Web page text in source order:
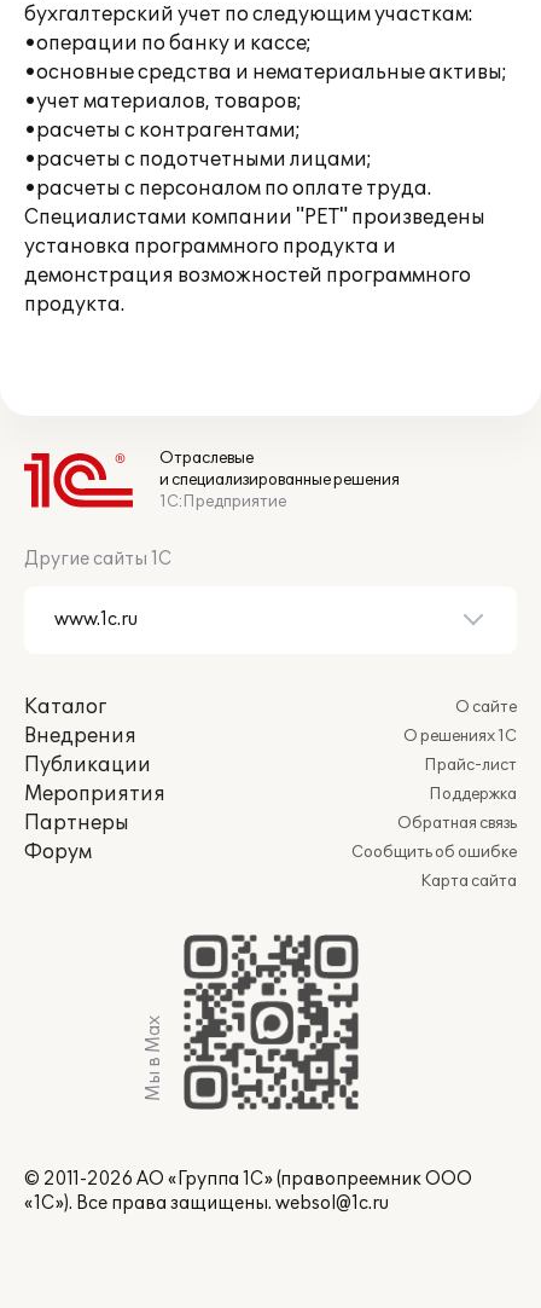
бухгалтерский учет по следующим участкам:
•операции по банку и кассе;
•основные средства и нематериальные активы;
•учет материалов, товаров;
•расчеты с контрагентами;
•расчеты с подотчетными лицами;
•расчеты с персоналом по оплате труда.
Специалистами компании "РЕТ" произведены
установка программного продукта и
демонстрация возможностей программного
продукта.
Отраслевые
и специализированные решения
1С:Предприятие
Другие сайты 1С
Каталог
Внедрения
Публикации
Мероприятия
Партнеры
Форум
О сайте
О решениях 1С
Прайс-лист
Поддержка
Обратная связь
Сообщить об ошибке
Карта сайта
Мы в Max
© 2011-2026 АО «Группа 1С» (правопреемник ООО
«1С»). Все права защищены. websol@1c.ru